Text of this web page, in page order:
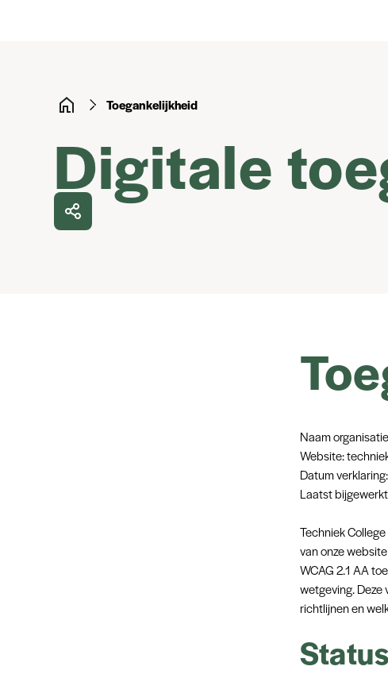
Toegankelijkheid
Digitale
Naam
Website:
Datum
Laatst
Techniek
van onze
WCAG 2.1 AA
wetgeving. Deze
richtlijnen en